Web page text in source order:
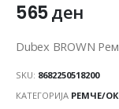
565ден
Dubex BROWN
SKU: 8682250518200
КАТЕГОРИЈА РЕМЧЕ/